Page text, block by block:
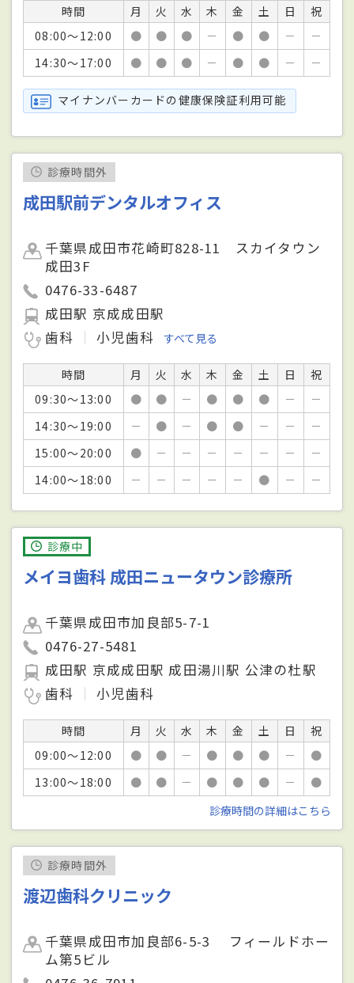
時間 月 火 水 木 金 土 日
祝
08:00～12:00
● ● ● － ● ● －
－
14:30～17:00
● ● ● － ● ● － －
マイナンバーカードの健康保険証利用可能
診療時間外
成田駅前デンタルオフィス
千葉県成田市花崎町828-11 スカイタウン
成田3F
0476-33-6487
成田駅 京成成田駅
歯科
小児歯科 すべて見る
時間 月 火 水 木 金 土 日
祝
09:30～13:00
● ● － ● ● ● －
－
14:30～19:00
－ ● － ● ● － －
－
15:00～20:00
● － － － － － －
－
14:00～18:00
－ － － － － ● － －
診療中
メイヨ歯科 成田ニュータウン診療所
千葉県成田市加良部5-7-1
0476-27-5481
成田駅 京成成田駅 成田湯川駅 公津の杜駅
歯科
小児歯科
時間 月 火 水 木 金 土 日
祝
09:00～12:00
● ● － ● ● ● －
●
13:00～18:00
● ● － ● ● ● －
●
診療時間の詳細はこちら
診療時間外
渡辺歯科クリニック
千葉県成田市加良部6-5-3 フィールドホー
ム第5ビル